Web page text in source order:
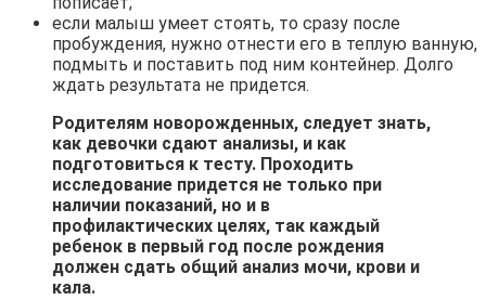
если малыш умеет стоять, то сразу после
пробуждения, нужно отнести его в теплую ванную,
подмыть и поставить под ним контейнер. Долго
ждать результата не придется.
Родителям новорожденных, следует знать,
как девочки сдают анализы, и как
подготовиться к тесту. Проходить
исследование придется не только при
наличии показаний, но и в
профилактических целях, так каждый
ребенок в первый год после рождения
должен сдать общий анализ мочи, крови и
кала.